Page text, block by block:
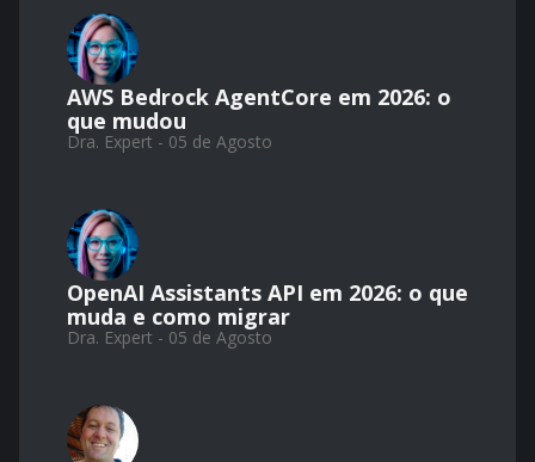
AWS Bedrock AgentCore em 2026: o
que mudou
Dra. Expert - 05 de Agosto
OpenAI Assistants API em 2026: o que
muda e como migrar
Dra. Expert - 05 de Agosto